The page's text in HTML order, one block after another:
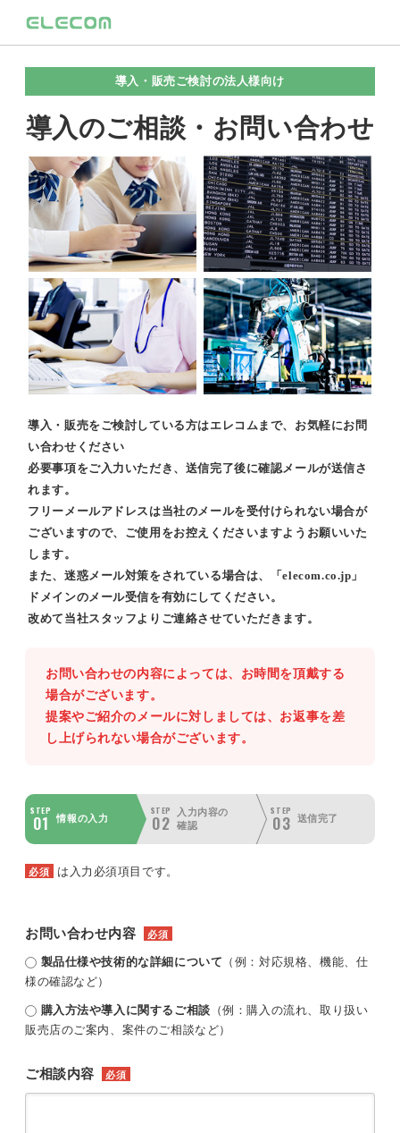
導入・販売ご検討の法人様向け
導入のご相談・お問い合わせ
導入・販売をご検討している方はエレコムまで、お気軽にお問
い合わせください
必要事項をご入力いただき、送信完了後に確認メールが送信さ
れます。
フリーメールアドレスは当社のメールを受付けられない場合が
ございますので、ご使用をお控えくださいますようお願いいた
します。
また、迷惑メール対策をされている場合は、「elecom.co.jp」
ドメインのメール受信を有効にしてください。
改めて当社スタッフよりご連絡させていただきます。
お問い合わせの内容によっては、お時間を頂戴する
場合がございます。
提案やご紹介のメールに対しましては、お返事を差
し上げられない場合がございます。
STEP
01 情報の入力
STEP
02
入力内容の
確認
STEP
03 送信完了
必須 は入力必須項目です。
お問い合わせ内容 必須
製品仕様や技術的な詳細について （例：対応規格、機能、仕
様の確認など）
購入方法や導入に関するご相談 （例：購入の流れ、取り扱い
販売店のご案内、案件のご相談など）
ご相談内容 必須